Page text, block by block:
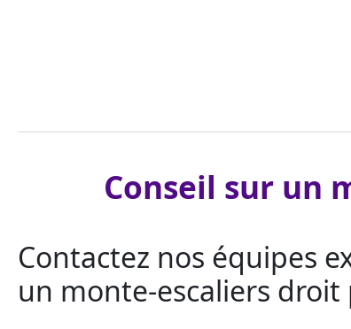
Conseil sur un
Contactez nos équipes
un monte-escaliers